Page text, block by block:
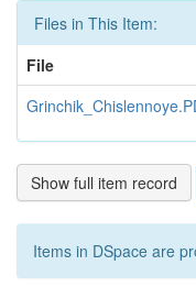
Files in This Item:
File
Show full item record
Items in DSpace are